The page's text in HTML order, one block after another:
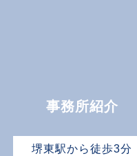
事務所紹介
堺東駅から徒歩3分